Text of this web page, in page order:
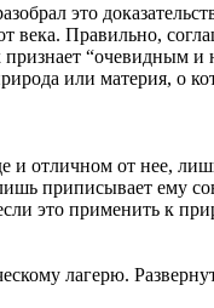
это
Правильно,
признает “очевидным
или материя, о
и отличном от нее,
приписывает ему
это применить к
лагерю.